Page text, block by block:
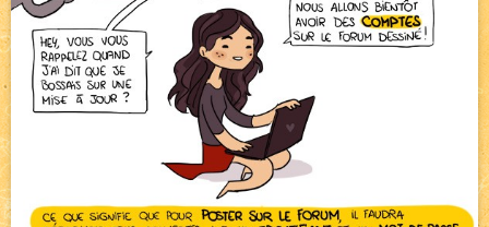
Le Jeu du Trône New Romance – Généalogie
Canapé rose
Décors et coulisses
Tomodachi loves - part.2
Bienvenue aux nouvell.eaux !
Bazar NEW